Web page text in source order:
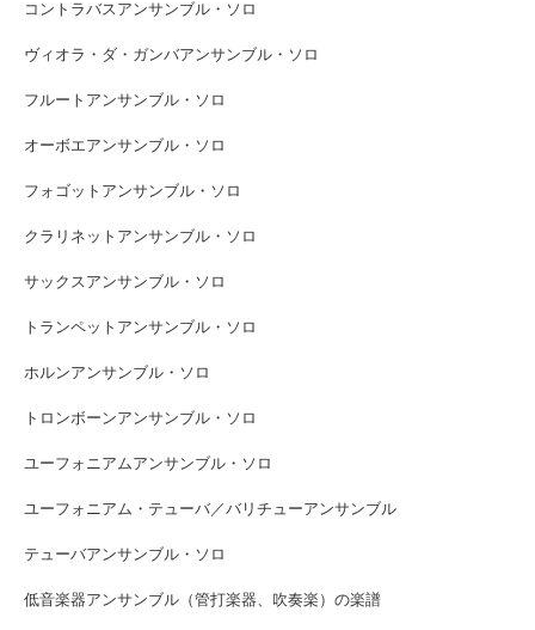
コントラバスアンサンブル・ソロ
ヴィオラ・ダ・ガンバアンサンブル・ソロ
フルートアンサンブル・ソロ
オーボエアンサンブル・ソロ
フォゴットアンサンブル・ソロ
クラリネットアンサンブル・ソロ
サックスアンサンブル・ソロ
トランペットアンサンブル・ソロ
ホルンアンサンブル・ソロ
トロンボーンアンサンブル・ソロ
ユーフォニアムアンサンブル・ソロ
ユーフォニアム・テューバ／バリチューアンサンブル
テューバアンサンブル・ソロ
低音楽器アンサンブル（管打楽器、吹奏楽）の楽譜